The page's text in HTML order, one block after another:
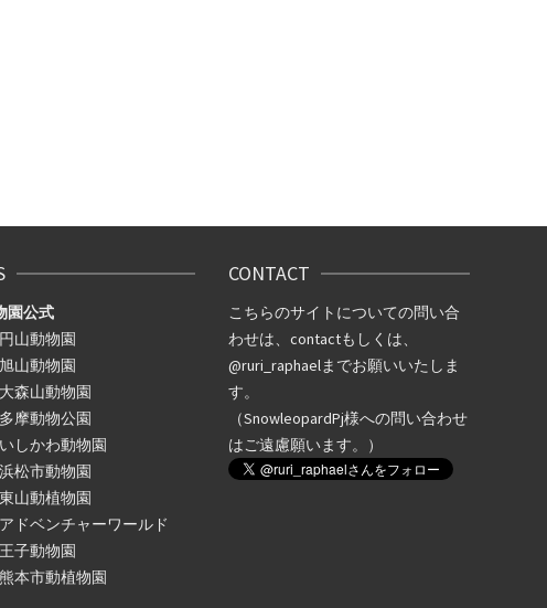
園公式
円山動物園
旭山動物園
大森山動物園
多摩動物公園
いしかわ動物園
浜松市動物園
東山動植物園
アドベンチャーワールド
王子動物園
熊本市動植物園
CONTACT
こちらのサイトについての問い合
わせは、contactもしくは、
@ruri_raphael までお願いいたしま
す。
（SnowleopardPj様への問い合わせ
はご遠慮願います。）